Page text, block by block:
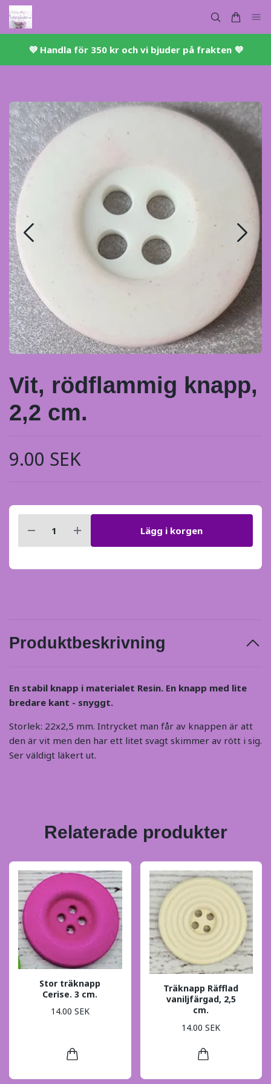
💜 ​Handla för 350 kr och vi bjuder på frakten 💜​
Vit, rödflammig knapp,
2,2 cm.
9.00 SEK
Lägg i korgen
Produktbeskrivning
En stabil knapp i materialet Resin. En knapp med lite
bredare kant - snyggt.
Storlek: 22x2,5 mm. Intrycket man får av knappen är att
den är vit men den har ett litet svagt skimmer av rött i sig.
Ser väldigt läkert ut.
Relaterade produkter
Stor träknapp
Cerise. 3 cm.
14.00 SEK
Träknapp Räfflad
vaniljfärgad, 2,5
cm.
14.00 SEK